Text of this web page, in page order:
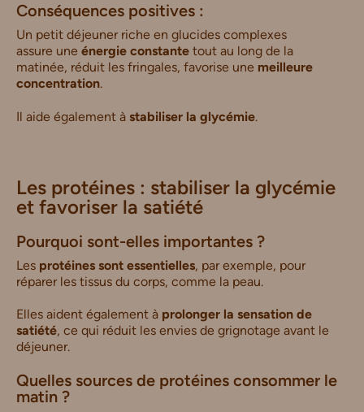
Conséquences positives :
Un petit déjeuner riche en glucides complexes
assure une énergie constante tout au long de la
matinée, réduit les fringales, favorise une meilleure
concentration.
Il aide également à stabiliser la glycémie.
Les protéines : stabiliser la glycémie
et favoriser la satiété
Pourquoi sont-elles importantes ?
Les protéines sont essentielles, par exemple, pour
réparer les tissus du corps, comme la peau.
Elles aident également à prolonger la sensation de
satiété, ce qui réduit les envies de grignotage avant le
déjeuner.
Quelles sources de protéines consommer le
matin ?